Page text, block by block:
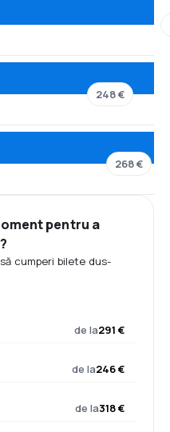
248 €
268 €
pentru a
cumperi bilete dus-
de la291 €
de la246 €
de la318 €